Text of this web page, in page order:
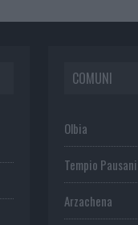
COMUNI
Olbia
Tempio
Arzachena